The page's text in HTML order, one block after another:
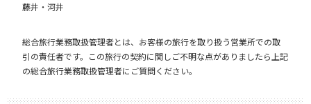
藤井・河井
総合旅行業務取扱管理者とは、お客様の旅行を取り扱う営業所での取
引の責任者です。この旅行の契約に関しご不明な点がありましたら上記
の総合旅行業務取扱管理者にご質問ください。